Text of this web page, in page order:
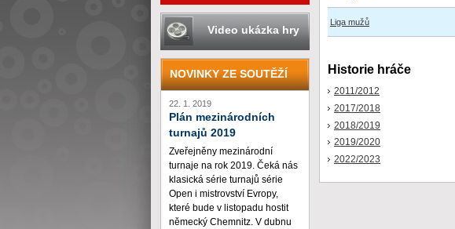
Liga mužů
Historie hráče
2011/2012
2017/2018
2018/2019
2019/2020
2022/2023
Video ukázka hry
NOVINKY ZE SOUTĚŽÍ
22. 1. 2019
Plán mezinárodních
turnajů 2019
Zveřejněny mezinárodní
turnaje na rok 2019. Čeká nás
klasická série turnajů série
Open i mistrovství Evropy,
které bude v listopadu hostit
německý Chemnitz. V dubnu